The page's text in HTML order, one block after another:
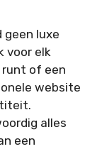
geen luxe
voor elk
runt of een
website
alles
een